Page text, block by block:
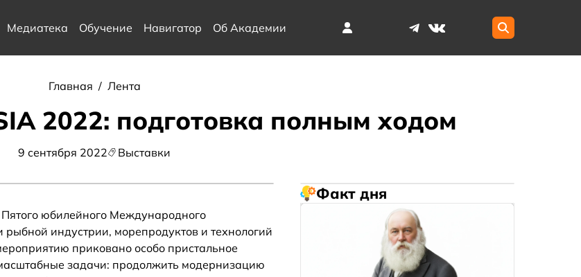
Медиатека Обучение Навигатор Об Академии
Главная / Лента
2022: подготовка полным ходом
9 сентября 2022 Выставки
юбилейного Международного
индустрии, морепродуктов и технологий
приковано особо пристальное
задачи: продолжить модернизацию
Факт дня